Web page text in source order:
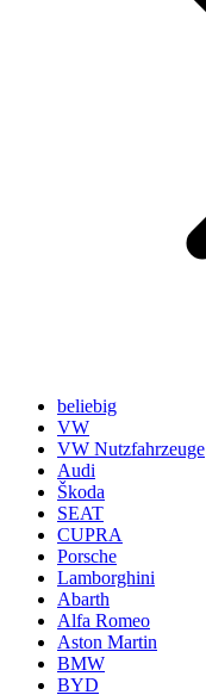
beliebig
VW
VW Nutzfahrzeuge
Audi
Škoda
SEAT
CUPRA
Porsche
Lamborghini
Abarth
Alfa Romeo
Aston Martin
BMW
BYD